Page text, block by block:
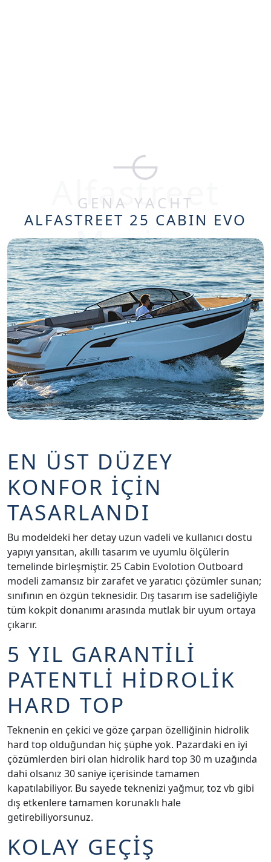
Alfastreet
Marine
GENA YACHT
ALFASTREET 25 CABIN EVO
EN ÜST DÜZEY
KONFOR İÇİN
TASARLANDI
Bu modeldeki her detay uzun vadeli ve kullanıcı dostu
yapıyı yansıtan, akıllı tasarım ve uyumlu ölçülerin
temelinde birleşmiştir. 25 Cabin Evolotion Outboard
modeli zamansız bir zarafet ve yaratıcı çözümler sunan;
sınıfının en özgün teknesidir. Dış tasarım ise sadeliğiyle
tüm kokpit donanımı arasında mutlak bir uyum ortaya
çıkarır.
5 YIL GARANTİLİ
PATENTLİ HİDROLİK
HARD TOP
Teknenin en çekici ve göze çarpan özelliğinin hidrolik
hard top olduğundan hiç şüphe yok. Pazardaki en iyi
çözümlerden biri olan hidrolik hard top 30 m uzağında
dahi olsanız 30 saniye içerisinde tamamen
kapatılabiliyor. Bu sayede teknenizi yağmur, toz vb gibi
dış etkenlere tamamen korunaklı hale
getirebiliyorsunuz.
KOLAY GEÇİŞ